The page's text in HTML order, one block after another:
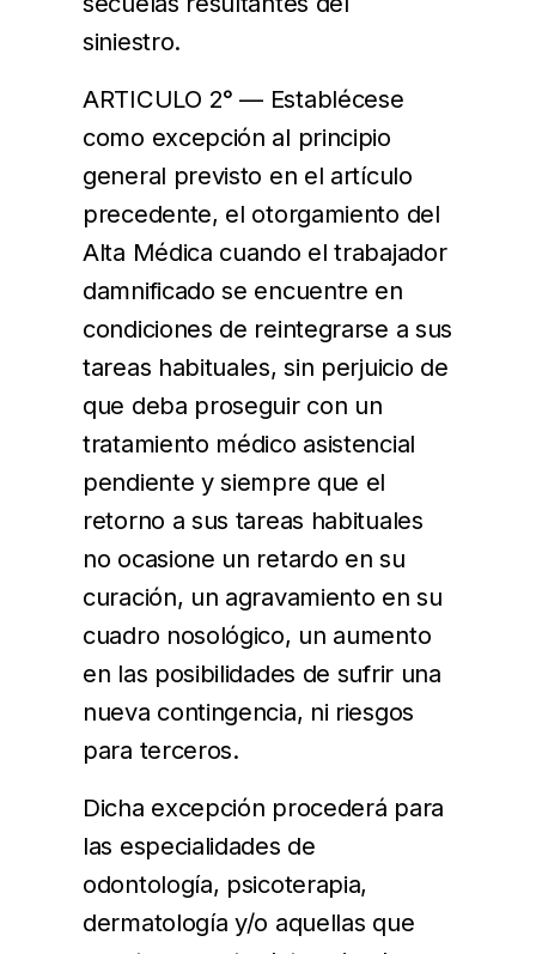
siniestro.
ARTICULO 2° — Establécese
como excepción al principio
general previsto en el artículo
precedente, el otorgamiento del
Alta Médica cuando el trabajador
damnificado se encuentre en
condiciones de reintegrarse a sus
tareas habituales, sin perjuicio de
que deba proseguir con un
tratamiento médico asistencial
pendiente y siempre que el
retorno a sus tareas habituales
no ocasione un retardo en su
curación, un agravamiento en su
cuadro nosológico, un aumento
en las posibilidades de sufrir una
nueva contingencia, ni riesgos
para terceros.
Dicha excepción procederá para
las especialidades de
odontología, psicoterapia,
dermatología y/o aquellas que